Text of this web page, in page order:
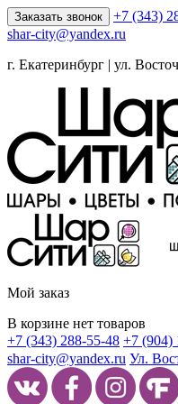
Заказать звонок +7 (343)
shar-city@yandex.ru
г. Екатеринбург | ул.
Мой заказ
В корзине нет товаров
+7 (343) 288-55-48 +7 (904)
shar-city@yandex.ru Ул.